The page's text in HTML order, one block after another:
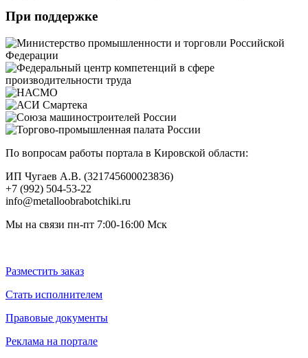
При поддержке
По вопросам работы портала в Кировской области:
ИП Чугаев А.В. (321745600023836)
+7 (992) 504-53-22
info@metalloobrabotchiki.ru
Мы на связи пн-пт 7:00-16:00 Мск
Разместить заказ
Стать исполнителем
Правовые документы
Реклама на портале